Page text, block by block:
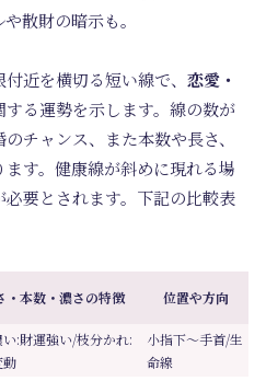
散財の暗示も。
近を横切る短い線で、 恋愛・
する運勢を示します。線の数が
チャンス、また本数や長さ、
ます。健康線が斜めに現れる場
要とされます。下記の比較表
・本数・濃さの特徴 位置や方向
:財運強い/枝分かれ:
動
小指下～手首/生
命線